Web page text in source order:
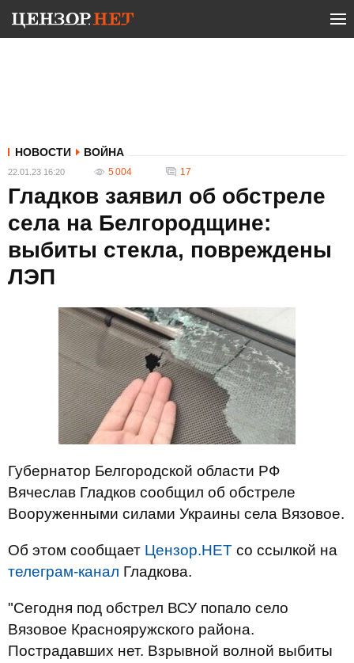
НОВОСТИ ВОЙНА
22.01.23 16:20 5 004 17
Гладков заявил об обстреле
села на Белгородщине:
выбиты стекла, повреждены
ЛЭП
Губернатор Белгородской области РФ
Вячеслав Гладков сообщил об обстреле
Вооруженными силами Украины села Вязовое.
Об этом сообщает Цензор.НЕТ со ссылкой на
телеграм-канал Гладкова.
"Сегодня под обстрел ВСУ попало село
Вязовое Краснояружского района.
Пострадавших нет. Взрывной волной выбиты